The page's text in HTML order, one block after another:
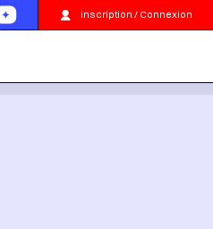
inscription / Connexion